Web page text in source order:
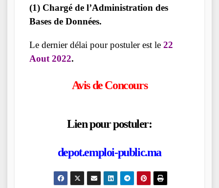
(1) Chargé de l’Administration des
Bases de Données.
Le dernier délai pour postuler est le 22
Aout 2022.
Avis de Concours
Lien pour postuler:
depot.emploi-public.ma